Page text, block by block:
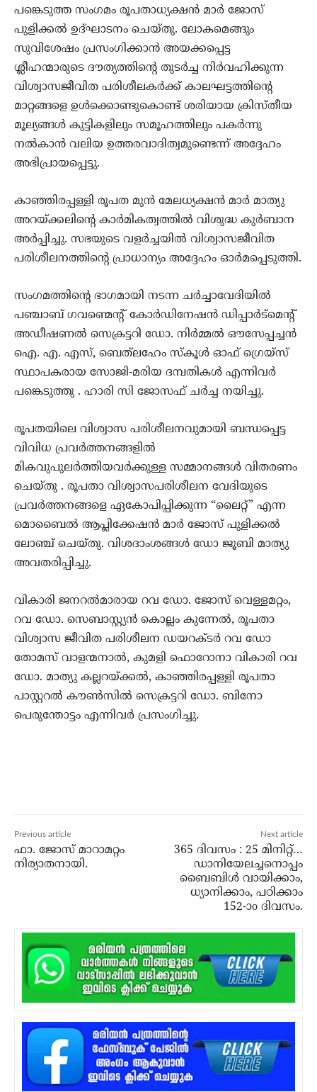
പങ്കെടുത്ത സംഗമം രൂപതാധ്യക്ഷൻ മാർ ജോസ്
പുളിക്കൽ ഉദ്ഘാടനം ചെയ്തു. ലോകമെങ്ങും
സുവിശേഷം പ്രസംഗിക്കാൻ അയക്കപ്പെട്ട
ശ്ലീഹന്മാരുടെ ദൗത്യത്തിൻ്റെ തുടർച്ച നിർവഹിക്കുന്ന
വിശ്വാസജീവിത പരിശീലകർക്ക് കാലഘട്ടത്തിന്റെ
മാറ്റങ്ങളെ ഉൾക്കൊണ്ടുകൊണ്ട് ശരിയായ ക്രിസ്തീയ
മൂല്യങ്ങൾ കുട്ടികളിലും സമൂഹത്തിലും പകർന്നു
നൽകാൻ വലിയ ഉത്തരവാദിത്വമുണ്ടെന്ന് അദ്ദേഹം
അഭിപ്രായപ്പെട്ടു.
കാഞ്ഞിരപ്പള്ളി രൂപത മുൻ മേലധ്യക്ഷൻ മാർ മാത്യു
അറയ്ക്കലിന്റെ കാർമികത്വത്തിൽ വിശുദ്ധ കുർബാന
അർപ്പിച്ചു. സഭയുടെ വളർച്ചയിൽ വിശ്വാസജീവിത
പരിശീലനത്തിന്റെ പ്രാധാന്യം അദ്ദേഹം ഓർമപ്പെടുത്തി.
സംഗമത്തിൻ്റെ ഭാഗമായി നടന്ന ചർച്ചാവേദിയിൽ
പഞ്ചാബ് ഗവണ്മെന്റ് കോർഡിനേഷൻ ഡിപ്പാർട്മെന്റ്
അഡീഷണൽ സെക്രട്ടറി ഡോ. നിർമ്മൽ ഔസേപ്പച്ചൻ
ഐ. എ. എസ്, ബെത്‌ലഹേം സ്കൂൾ ഓഫ് ഗ്രെയ്‌സ്
സ്ഥാപകരായ സോജി-മരിയ ദമ്പതികൾ എന്നിവർ
പങ്കെടുത്തു . ഹാരി സി ജോസഫ് ചർച്ച നയിച്ചു.
രൂപതയിലെ വിശ്വാസ പരിശീലനവുമായി ബന്ധപ്പെട്ട
വിവിധ പ്രവർത്തനങ്ങളിൽ
മികവുപുലർത്തിയവർക്കുള്ള സമ്മാനങ്ങൾ വിതരണം
ചെയ്തു . രൂപതാ വിശ്വാസപരിശീലന വേദിയുടെ
പ്രവർത്തനങ്ങളെ ഏകോപിപ്പിക്കുന്ന “ലൈറ്റ്” എന്ന
മൊബൈൽ ആപ്ലിക്കേഷൻ മാർ ജോസ് പുളിക്കൽ
ലോഞ്ച് ചെയ്തു. വിശദാംശങ്ങൾ ഡോ ജൂബി മാത്യു
അവതരിപ്പിച്ചു.
വികാരി ജനറൽമാരായ റവ ഡോ. ജോസ് വെള്ളമറ്റം,
റവ ഡോ. സെബാസ്റ്റ്യൻ കൊല്ലം കുന്നേൽ, രൂപതാ
വിശ്വാസ ജീവിത പരിശീലന ഡയറക്ടർ റവ ഡോ
തോമസ് വാളന്മനാൽ, കുമളി ഫൊറോനാ വികാരി റവ
ഡോ. മാത്യു കല്ലറയ്ക്കൽ, കാഞ്ഞിരപ്പള്ളി രൂപതാ
പാസ്റ്ററൽ കൗൺസിൽ സെക്രട്ടറി ഡോ. ബിനോ
പെരുന്തോട്ടം എന്നിവർ പ്രസംഗിച്ചു.
Previous article
ഫാ. ജോസ് മാറാമറ്റം
നിര്യാതനായി.
Next article
365 ദിവസം : 25 മിനിറ്റ്…
ഡാനിയേലച്ചനൊപ്പം
ബൈബിൾ വായിക്കാം,
ധ്യാനിക്കാം, പഠിക്കാം
152-ാo ദിവസം.